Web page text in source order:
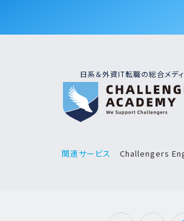
日系＆外資IT転職の総合メデ
関連サービス Challengers